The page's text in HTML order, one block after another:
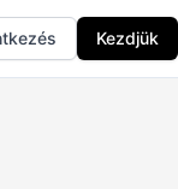
Kezdjük